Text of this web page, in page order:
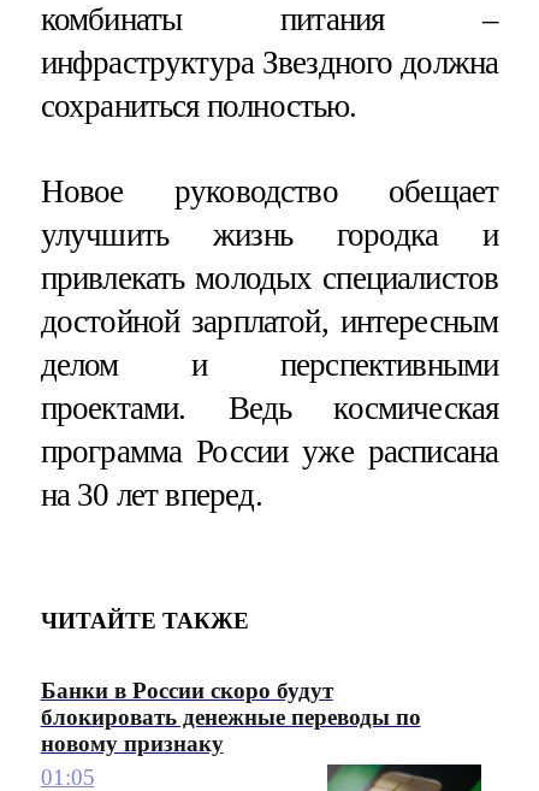
комбинаты питания –
инфраструктура Звездного должна
сохраниться полностью.
Новое руководство обещает
улучшить жизнь городка и
привлекать молодых специалистов
достойной зарплатой, интересным
делом и перспективными
проектами. Ведь космическая
программа России уже расписана
на 30 лет вперед.
ЧИТАЙТЕ ТАКЖЕ
Банки в России скоро будут
блокировать денежные переводы по
новому признаку
01:05